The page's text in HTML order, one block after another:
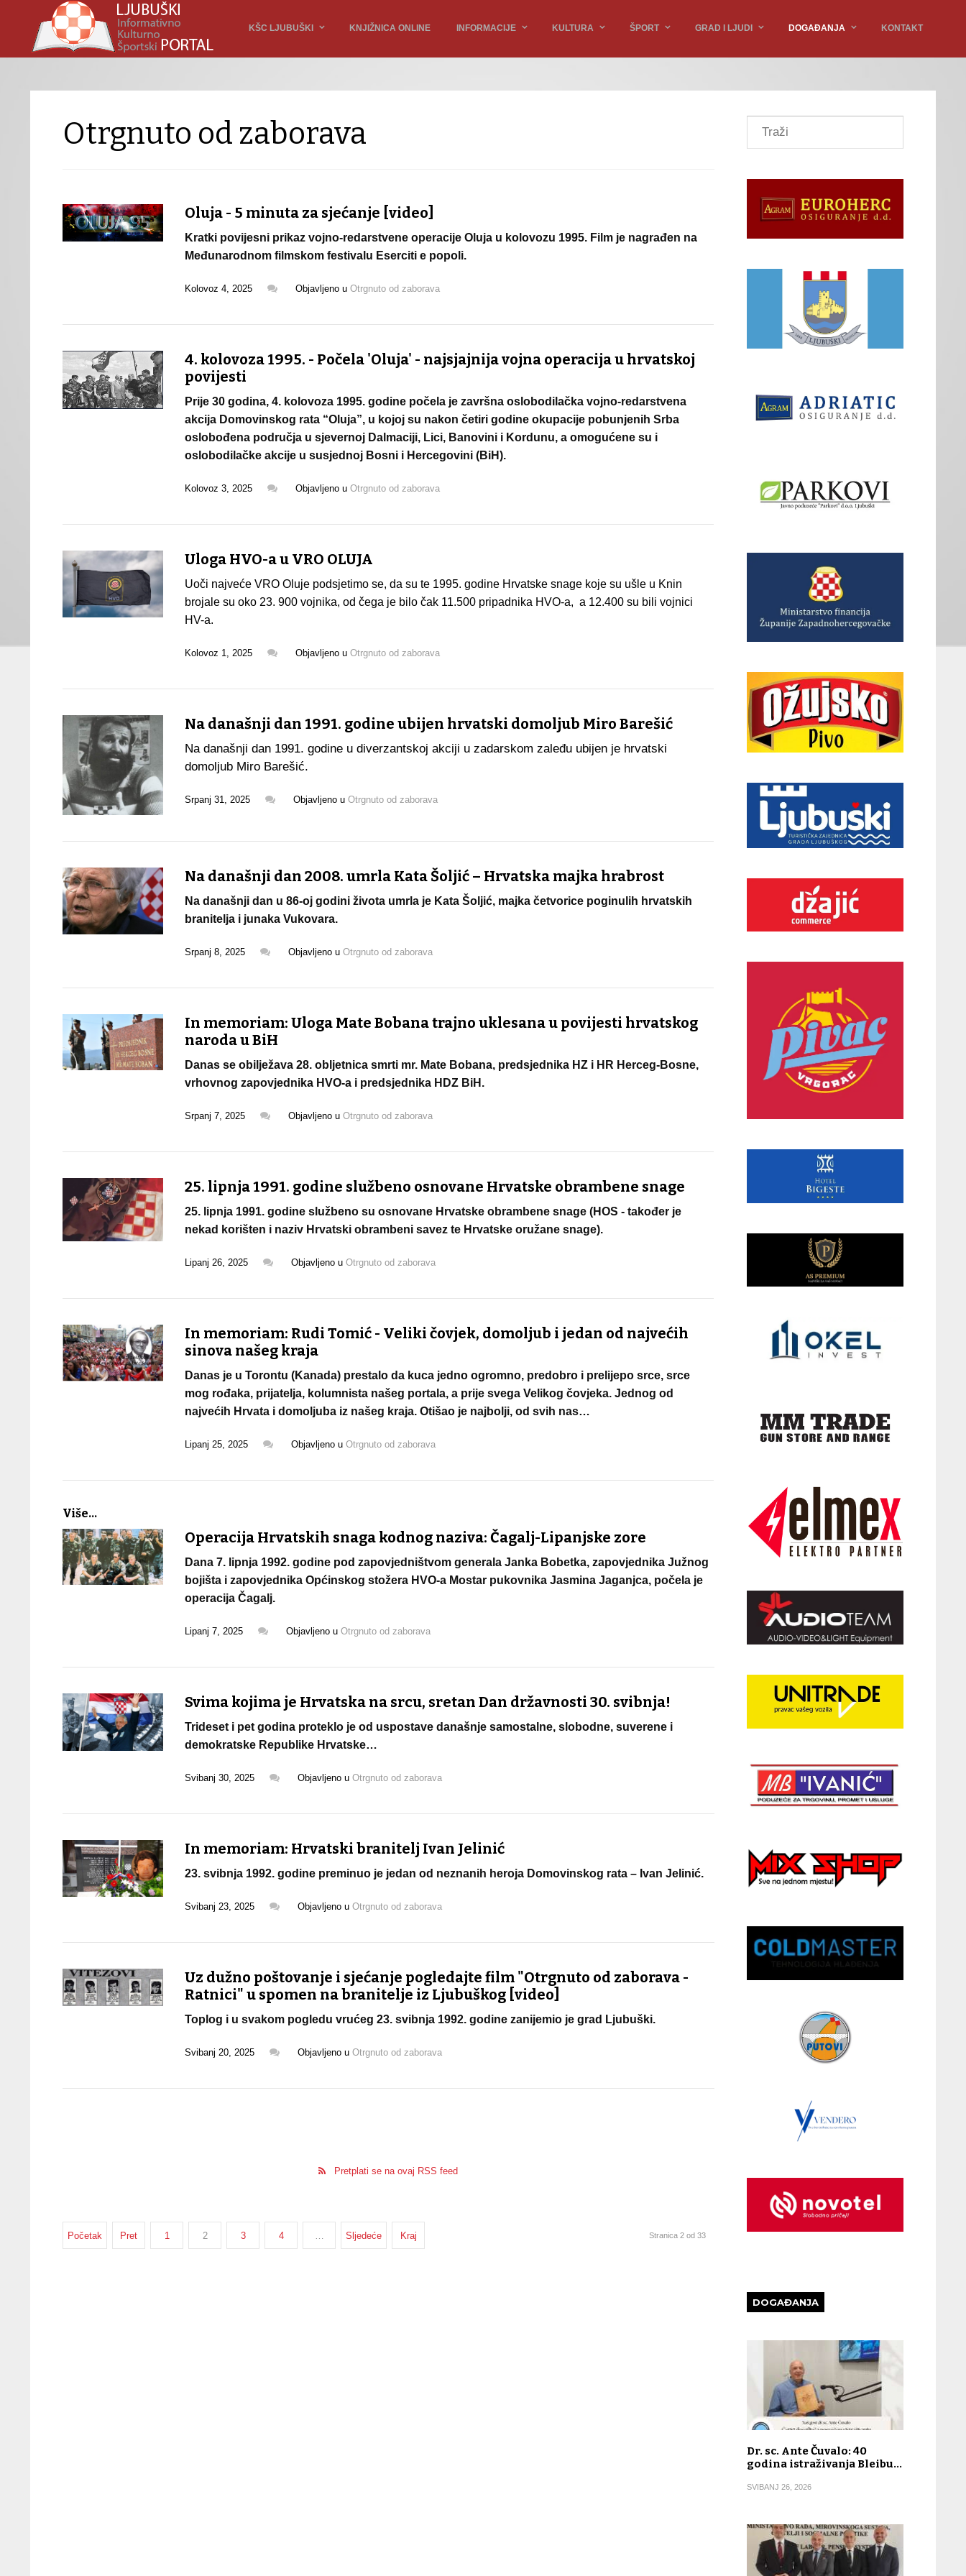
KŠC LJUBUŠKI KNJIŽNICA ONLINE INFORMACIJE KULTURA ŠPORT GRAD I LJUDI DOGAĐANJA KONTAKT
Otrgnuto od zaborava
Oluja - 5 minuta za sjećanje [video]
Kratki povijesni prikaz vojno-redarstvene operacije Oluja u kolovozu 1995. Film je nagrađen na
Međunarodnom filmskom festivalu Eserciti e popoli.
Kolovoz 4, 2025 Objavljeno u Otrgnuto od zaborava
4. kolovoza 1995. - Počela 'Oluja' - najsjajnija vojna operacija u hrvatskoj
povijesti
Prije 30 godina, 4. kolovoza 1995. godine počela je završna oslobodilačka vojno-redarstvena
akcija Domovinskog rata “Oluja”, u kojoj su nakon četiri godine okupacije pobunjenih Srba
oslobođena područja u sjevernoj Dalmaciji, Lici, Banovini i Kordunu, a omogućene su i
oslobodilačke akcije u susjednoj Bosni i Hercegovini (BiH).
Kolovoz 3, 2025 Objavljeno u Otrgnuto od zaborava
Uloga HVO-a u VRO OLUJA
Uoči najveće VRO Oluje podsjetimo se, da su te 1995. godine Hrvatske snage koje su ušle u Knin
brojale su oko 23. 900 vojnika, od čega je bilo čak 11.500 pripadnika HVO-a, a 12.400 su bili vojnici
HV-a.
Kolovoz 1, 2025 Objavljeno u Otrgnuto od zaborava
Na današnji dan 1991. godine ubijen hrvatski domoljub Miro Barešić
Na današnji dan 1991. godine u diverzantskoj akciji u zadarskom zaleđu ubijen je hrvatski
domoljub Miro Barešić.
Srpanj 31, 2025 Objavljeno u Otrgnuto od zaborava
Na današnji dan 2008. umrla Kata Šoljić – Hrvatska majka hrabrost
Na današnji dan u 86-oj godini života umrla je Kata Šoljić, majka četvorice poginulih hrvatskih
branitelja i junaka Vukovara.
Srpanj 8, 2025 Objavljeno u Otrgnuto od zaborava
In memoriam: Uloga Mate Bobana trajno uklesana u povijesti hrvatskog
naroda u BiH
Danas se obilježava 28. obljetnica smrti mr. Mate Bobana, predsjednika HZ i HR Herceg-Bosne,
vrhovnog zapovjednika HVO-a i predsjednika HDZ BiH.
Srpanj 7, 2025 Objavljeno u Otrgnuto od zaborava
25. lipnja 1991. godine službeno osnovane Hrvatske obrambene snage
25. lipnja 1991. godine službeno su osnovane Hrvatske obrambene snage (HOS - također je
nekad korišten i naziv Hrvatski obrambeni savez te Hrvatske oružane snage).
Lipanj 26, 2025 Objavljeno u Otrgnuto od zaborava
In memoriam: Rudi Tomić - Veliki čovjek, domoljub i jedan od najvećih
sinova našeg kraja
Danas je u Torontu (Kanada) prestalo da kuca jedno ogromno, predobro i prelijepo srce, srce
mog rođaka, prijatelja, kolumnista našeg portala, a prije svega Velikog čovjeka. Jednog od
najvećih Hrvata i domoljuba iz našeg kraja. Otišao je najbolji, od svih nas…
Lipanj 25, 2025 Objavljeno u Otrgnuto od zaborava
Više...
Operacija Hrvatskih snaga kodnog naziva: Čagalj-Lipanjske zore
Dana 7. lipnja 1992. godine pod zapovjedništvom generala Janka Bobetka, zapovjednika Južnog
bojišta i zapovjednika Općinskog stožera HVO-a Mostar pukovnika Jasmina Jaganjca, počela je
operacija Čagalj.
Lipanj 7, 2025 Objavljeno u Otrgnuto od zaborava
Svima kojima je Hrvatska na srcu, sretan Dan državnosti 30. svibnja!
Trideset i pet godina proteklo je od uspostave današnje samostalne, slobodne, suverene i
demokratske Republike Hrvatske…
Svibanj 30, 2025 Objavljeno u Otrgnuto od zaborava
In memoriam: Hrvatski branitelj Ivan Jelinić
23. svibnja 1992. godine preminuo je jedan od neznanih heroja Domovinskog rata – Ivan Jelinić.
Svibanj 23, 2025 Objavljeno u Otrgnuto od zaborava
Uz dužno poštovanje i sjećanje pogledajte film "Otrgnuto od zaborava -
Ratnici" u spomen na branitelje iz Ljubuškog [video]
Toplog i u svakom pogledu vrućeg 23. svibnja 1992. godine zanijemio je grad Ljubuški.
Svibanj 20, 2025 Objavljeno u Otrgnuto od zaborava
Pretplati se na ovaj RSS feed
Početak Pret 1 2 3 4 Sljedeće Kraj Stranica 2 od 33
DOGAĐANJA
Dr. sc. Ante Čuvalo: 40
godina istraživanja Bleibu…
SVIBANJ 26, 2026